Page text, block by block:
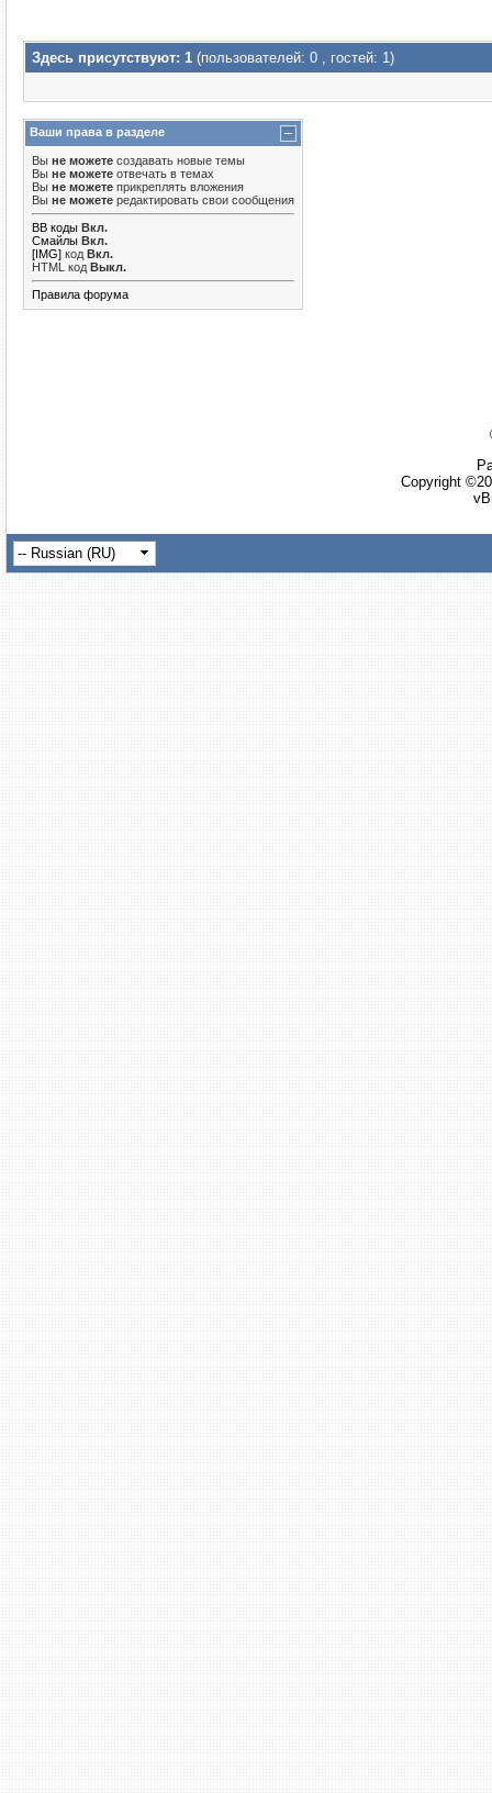
Здесь присутствуют: 1 (пользователей: 0 , гостей: 1)
Ваши права в разделе
Вы не можете создавать новые темы
Вы не можете отвечать в темах
Вы не можете прикреплять вложения
Вы не можете редактировать свои сообщения
BB коды Вкл.
Смайлы Вкл.
[IMG] код Вкл.
HTML код Выкл.
Правила форума
Copyright